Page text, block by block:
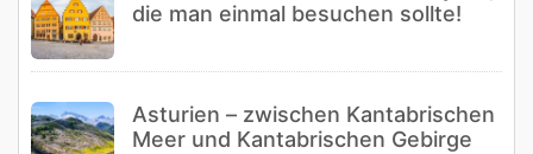
die man einmal besuchen sollte!
Asturien – zwischen Kantabrischen
Meer und Kantabrischen Gebirge